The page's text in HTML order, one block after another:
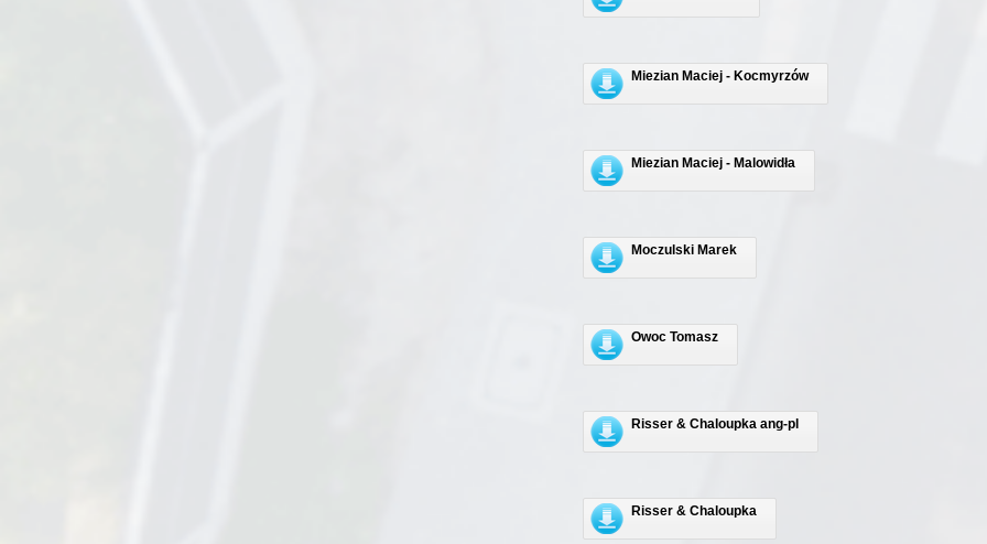
Miezian Maciej - Kocmyrzów
Miezian Maciej - Malowidła
Moczulski Marek
Owoc Tomasz
Risser & Chaloupka ang-pl
Risser & Chaloupka